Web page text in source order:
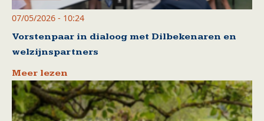
07/05/2026 - 10:24
Vorstenpaar in dialoog met Dilbekenaren en
welzijnspartners
Meer lezen